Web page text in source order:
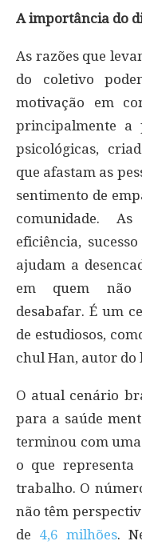
A importância do
As razões que
do coletivo
motivação em
principalmente a
psicológicas,
que afastam as
sentimento de
comunidade.
eficiência,
ajudam a
em quem não
desabafar. É um
de estudiosos,
chul Han, autor do
O atual cenário
para a saúde
terminou com
o que representa
trabalho. O
não têm
de 4,6 milhões.